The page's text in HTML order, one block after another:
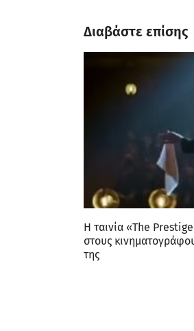
Διαβάστε επίσης
Η ταινία «The
στους
της